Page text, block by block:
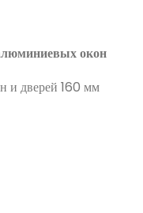
окон
и дверей 160 мм